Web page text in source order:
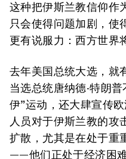
这种把伊斯兰教信仰作
只会使得问题加剧，使
更有说服力：西方世界
去年美国总统大选，就
当选总统唐纳德·特朗
伊”运动，还大肆宣传
人员对于伊斯兰教的攻
扩散，尤其是在处于重
——他们正处于经济困